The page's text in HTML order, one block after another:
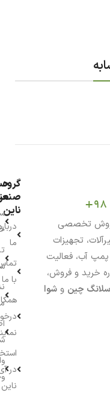
تمرکز بر فروش تخصصی
تجهیزات
آب، فعالیت
خرید و فروش،
چین و شوا
گروه
ناین
ما
با ما
در
ناین